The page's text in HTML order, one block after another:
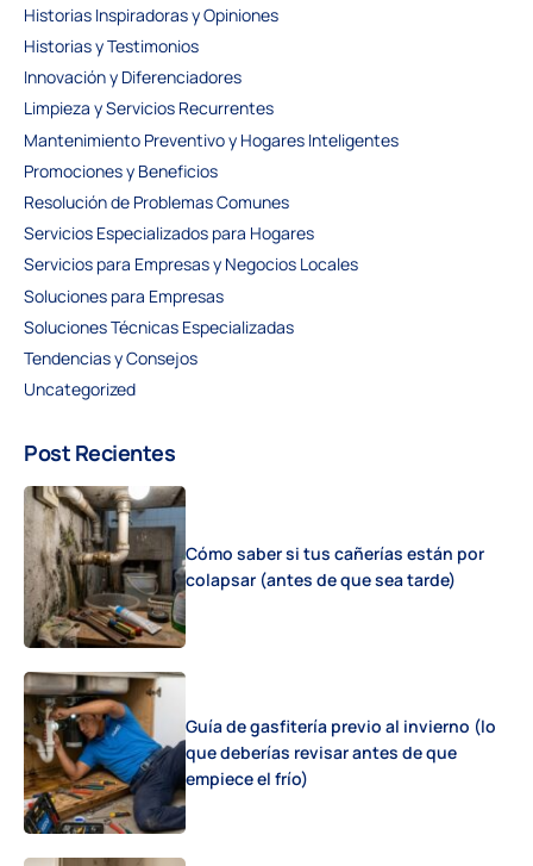
Historias Inspiradoras y Opiniones
Historias y Testimonios
Innovación y Diferenciadores
Limpieza y Servicios Recurrentes
Mantenimiento Preventivo y Hogares Inteligentes
Promociones y Beneficios
Resolución de Problemas Comunes
Servicios Especializados para Hogares
Servicios para Empresas y Negocios Locales
Soluciones para Empresas
Soluciones Técnicas Especializadas
Tendencias y Consejos
Uncategorized
Post Recientes
Cómo saber si tus cañerías están por
colapsar (antes de que sea tarde)
Guía de gasfitería previo al invierno (lo
que deberías revisar antes de que
empiece el frío)